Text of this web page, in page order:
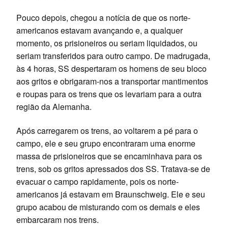
Pouco depois, chegou a notícia de que os norte-
americanos estavam avançando e, a qualquer
momento, os prisioneiros ou seriam liquidados, ou
seriam transferidos para outro campo. De madrugada,
às 4 horas, SS despertaram os homens de seu bloco
aos gritos e obrigaram-nos a transportar mantimentos
e roupas para os trens que os levariam para a outra
região da Alemanha.
Após carregarem os trens, ao voltarem a pé para o
campo, ele e seu grupo encontraram uma enorme
massa de prisioneiros que se encaminhava para os
trens, sob os gritos apressados dos SS. Tratava-se de
evacuar o campo rapidamente, pois os norte-
americanos já estavam em Braunschweig. Ele e seu
grupo acabou de misturando com os demais e eles
embarcaram nos trens.